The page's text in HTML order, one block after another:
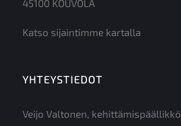
45100 KOUVOLA
Katso sijaintimme kartalla
YHTEYSTIEDOT
Veijo Valtonen, kehittämispäällikkö